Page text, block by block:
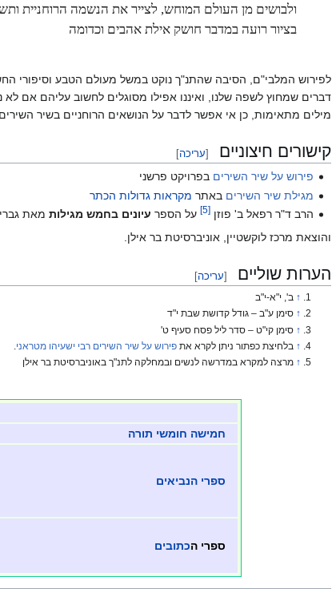
ולבושים מן העולם המוחש, לצייר את הנשמה הרוחניית
בציור רועה במדבר חושק אילת אהבים וכדומה
לפירוש המלבי"ם, הסיבה שהתנ"ך נוקט במשל מעולם הטבע וסיפורי
דברים שמחוץ לשפה שלנו, ואיננו אפילו מסוגלים לחשוב עליהם אם לא
מילים מתאימות, כן אי אפשר לדבר על הנושאים הרוחניים בשיר
קישורים חיצוניים [עריכה]
פירוש על שיר השירים בפרויקט פרשני
מגילת שיר השירים באתר מקראות גדולות הכתר
הרב ד"ר רפאל ב' פוזן[
5
] על הספר עיונים בחמש מגילות מאת
והוצאת מרכז לוקשטיין, אוניברסיטת בר אילן.
הערות שוליים [עריכה]
↑ ב', י"א-י"ב
↑ סימן ע"ב – גודל קדושת שבת י"ד
↑ סימן קי"ט – סדר ליל פסח סעיף ט'
↑ בלחיצת כפתור ניתן לקרא אתפירוש על שיר השירים רבי ישעיהו מטראני
↑ מרצה למקרא במדרשה לנשים ובמחלקה לתנ"ך באוניברסיטת בר אילן
חמישה חומשי תורה
ספרי הנביאים
ספרי הכתובים